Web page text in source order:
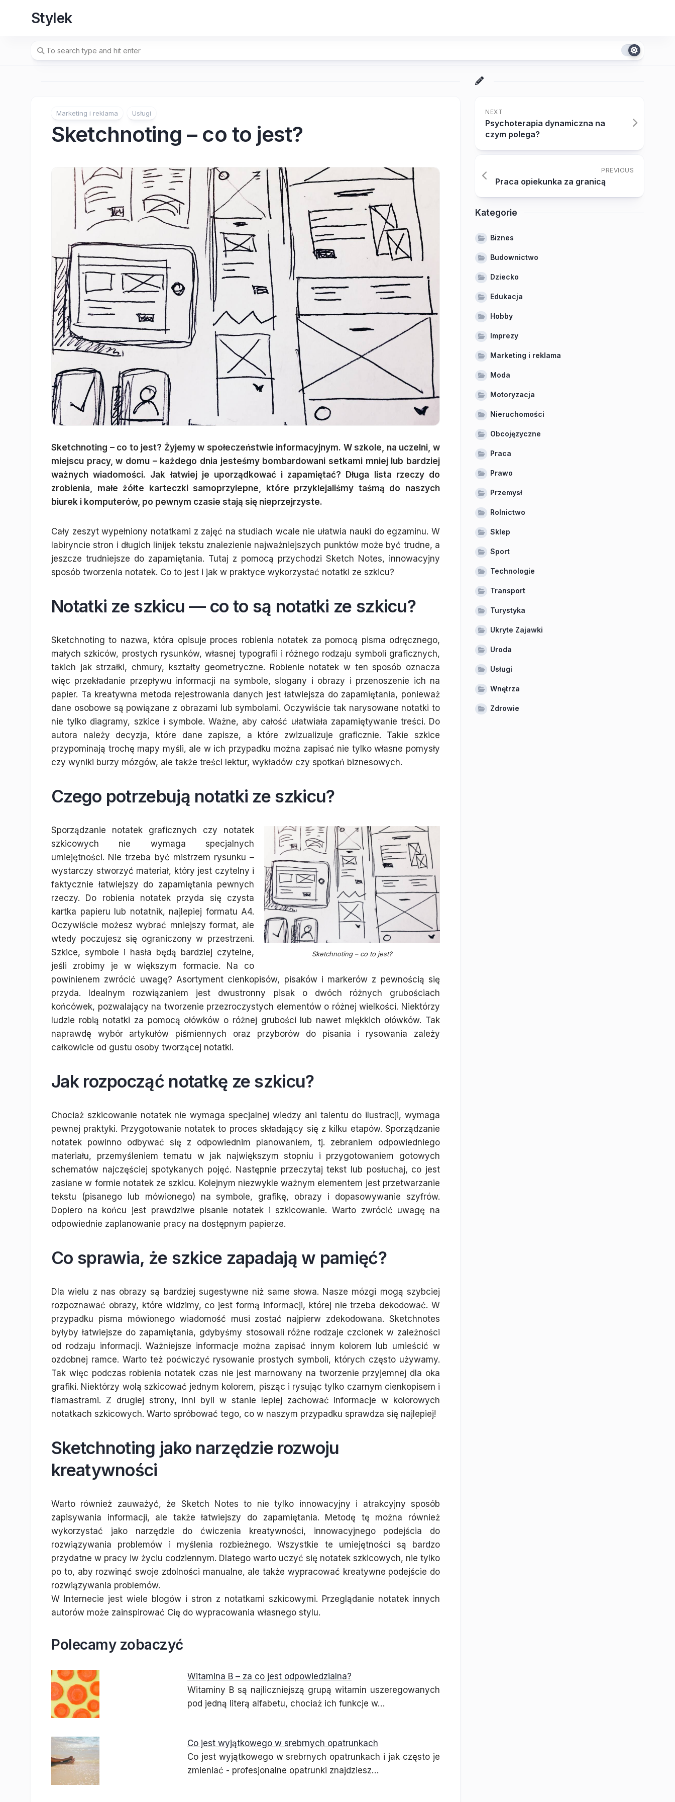
Stylek
Marketing i reklama Usługi
Sketchnoting – co to jest?
Sketchnoting – co to jest? Żyjemy w społeczeństwie informacyjnym. W szkole, na uczelni, w
miejscu pracy, w domu – każdego dnia jesteśmy bombardowani setkami mniej lub bardziej
ważnych wiadomości. Jak łatwiej je uporządkować i zapamiętać? Długa lista rzeczy do
zrobienia, małe żółte karteczki samoprzylepne, które przyklejaliśmy taśmą do naszych
biurek i komputerów, po pewnym czasie stają się nieprzejrzyste.
Cały zeszyt wypełniony notatkami z zajęć na studiach wcale nie ułatwia nauki do egzaminu. W
labiryncie stron i długich linijek tekstu znalezienie najważniejszych punktów może być trudne, a
jeszcze trudniejsze do zapamiętania. Tutaj z pomocą przychodzi Sketch Notes, innowacyjny
sposób tworzenia notatek. Co to jest i jak w praktyce wykorzystać notatki ze szkicu?
Notatki ze szkicu — co to są notatki ze szkicu?
Sketchnoting to nazwa, która opisuje proces robienia notatek za pomocą pisma odręcznego,
małych szkiców, prostych rysunków, własnej typografii i różnego rodzaju symboli graficznych,
takich jak strzałki, chmury, kształty geometryczne. Robienie notatek w ten sposób oznacza
więc przekładanie przepływu informacji na symbole, slogany i obrazy i przenoszenie ich na
papier. Ta kreatywna metoda rejestrowania danych jest łatwiejsza do zapamiętania, ponieważ
dane osobowe są powiązane z obrazami lub symbolami. Oczywiście tak narysowane notatki to
nie tylko diagramy, szkice i symbole. Ważne, aby całość ułatwiała zapamiętywanie treści. Do
autora należy decyzja, które dane zapisze, a które zwizualizuje graficznie. Takie szkice
przypominają trochę mapy myśli, ale w ich przypadku można zapisać nie tylko własne pomysły
czy wyniki burzy mózgów, ale także treści lektur, wykładów czy spotkań biznesowych.
Czego potrzebują notatki ze szkicu?
Sketchnoting – co to jest?
Sporządzanie notatek graficznych czy notatek
szkicowych nie wymaga specjalnych
umiejętności. Nie trzeba być mistrzem rysunku –
wystarczy stworzyć materiał, który jest czytelny i
faktycznie łatwiejszy do zapamiętania pewnych
rzeczy. Do robienia notatek przyda się czysta
kartka papieru lub notatnik, najlepiej formatu A4.
Oczywiście możesz wybrać mniejszy format, ale
wtedy poczujesz się ograniczony w przestrzeni.
Szkice, symbole i hasła będą bardziej czytelne,
jeśli zrobimy je w większym formacie. Na co
powinienem zwrócić uwagę? Asortyment cienkopisów, pisaków i markerów z pewnością się
przyda. Idealnym rozwiązaniem jest dwustronny pisak o dwóch różnych grubościach
końcówek, pozwalający na tworzenie przezroczystych elementów o różnej wielkości. Niektórzy
ludzie robią notatki za pomocą ołówków o różnej grubości lub nawet miękkich ołówków. Tak
naprawdę wybór artykułów piśmiennych oraz przyborów do pisania i rysowania zależy
całkowicie od gustu osoby tworzącej notatki.
Jak rozpocząć notatkę ze szkicu?
Chociaż szkicowanie notatek nie wymaga specjalnej wiedzy ani talentu do ilustracji, wymaga
pewnej praktyki. Przygotowanie notatek to proces składający się z kilku etapów. Sporządzanie
notatek powinno odbywać się z odpowiednim planowaniem, tj. zebraniem odpowiedniego
materiału, przemyśleniem tematu w jak największym stopniu i przygotowaniem gotowych
schematów najczęściej spotykanych pojęć. Następnie przeczytaj tekst lub posłuchaj, co jest
zasiane w formie notatek ze szkicu. Kolejnym niezwykle ważnym elementem jest przetwarzanie
tekstu (pisanego lub mówionego) na symbole, grafikę, obrazy i dopasowywanie szyfrów.
Dopiero na końcu jest prawdziwe pisanie notatek i szkicowanie. Warto zwrócić uwagę na
odpowiednie zaplanowanie pracy na dostępnym papierze.
Co sprawia, że ​​szkice zapadają w pamięć?
Dla wielu z nas obrazy są bardziej sugestywne niż same słowa. Nasze mózgi mogą szybciej
rozpoznawać obrazy, które widzimy, co jest formą informacji, której nie trzeba dekodować. W
przypadku pisma mówionego wiadomość musi zostać najpierw zdekodowana. Sketchnotes
byłyby łatwiejsze do zapamiętania, gdybyśmy stosowali różne rodzaje czcionek w zależności
od rodzaju informacji. Ważniejsze informacje można zapisać innym kolorem lub umieścić w
ozdobnej ramce. Warto też poćwiczyć rysowanie prostych symboli, których często używamy.
Tak więc podczas robienia notatek czas nie jest marnowany na tworzenie przyjemnej dla oka
grafiki. Niektórzy wolą szkicować jednym kolorem, pisząc i rysując tylko czarnym cienkopisem i
flamastrami. Z drugiej strony, inni byli w stanie lepiej zachować informacje w kolorowych
notatkach szkicowych. Warto spróbować tego, co w naszym przypadku sprawdza się najlepiej!
Sketchnoting jako narzędzie rozwoju
kreatywności
Warto również zauważyć, że Sketch Notes to nie tylko innowacyjny i atrakcyjny sposób
zapisywania informacji, ale także łatwiejszy do zapamiętania. Metodę tę można również
wykorzystać jako narzędzie do ćwiczenia kreatywności, innowacyjnego podejścia do
rozwiązywania problemów i myślenia rozbieżnego. Wszystkie te umiejętności są bardzo
przydatne w pracy iw życiu codziennym. Dlatego warto uczyć się notatek szkicowych, nie tylko
po to, aby rozwinąć swoje zdolności manualne, ale także wypracować kreatywne podejście do
rozwiązywania problemów.
W Internecie jest wiele blogów i stron z notatkami szkicowymi. Przeglądanie notatek innych
autorów może zainspirować Cię do wypracowania własnego stylu.
Polecamy zobaczyć
Witamina B – za co jest odpowiedzialna?
Witaminy B są najliczniejszą grupą witamin uszeregowanych
pod jedną literą alfabetu, chociaż ich funkcje w…
Co jest wyjątkowego w srebrnych opatrunkach
Co jest wyjątkowego w srebrnych opatrunkach i jak często je
zmieniać - profesjonalne opatrunki znajdziesz…
NEXT
Psychoterapia dynamiczna na
czym polega?
PREVIOUS
Praca opiekunka za granicą
Kategorie
Biznes
Budownictwo
Dziecko
Edukacja
Hobby
Imprezy
Marketing i reklama
Moda
Motoryzacja
Nieruchomości
Obcojęzyczne
Praca
Prawo
Przemysł
Rolnictwo
Sklep
Sport
Technologie
Transport
Turystyka
Ukryte Zajawki
Uroda
Usługi
Wnętrza
Zdrowie